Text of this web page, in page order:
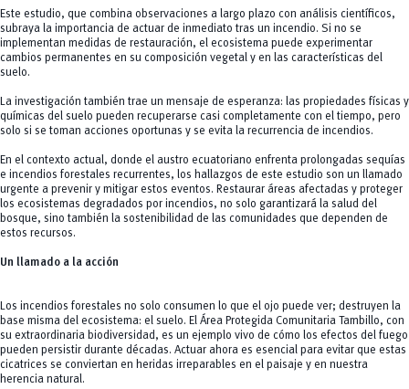
Este estudio, que combina observaciones a largo plazo con análisis científicos,
subraya la importancia de actuar de inmediato tras un incendio. Si no se
implementan medidas de restauración, el ecosistema puede experimentar
cambios permanentes en su composición vegetal y en las características del
suelo.
La investigación también trae un mensaje de esperanza: las propiedades físicas y
químicas del suelo pueden recuperarse casi completamente con el tiempo, pero
solo si se toman acciones oportunas y se evita la recurrencia de incendios.
En el contexto actual, donde el austro ecuatoriano enfrenta prolongadas sequías
e incendios forestales recurrentes, los hallazgos de este estudio son un llamado
urgente a prevenir y mitigar estos eventos. Restaurar áreas afectadas y proteger
los ecosistemas degradados por incendios, no solo garantizará la salud del
bosque, sino también la sostenibilidad de las comunidades que dependen de
estos recursos.
Un llamado a la acción
Los incendios forestales no solo consumen lo que el ojo puede ver; destruyen la
base misma del ecosistema: el suelo. El Área Protegida Comunitaria Tambillo, con
su extraordinaria biodiversidad, es un ejemplo vivo de cómo los efectos del fuego
pueden persistir durante décadas. Actuar ahora es esencial para evitar que estas
cicatrices se conviertan en heridas irreparables en el paisaje y en nuestra
herencia natural.